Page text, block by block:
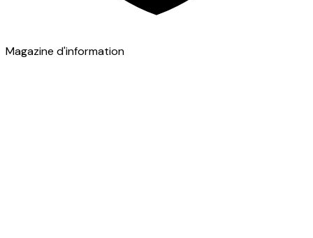
Magazine d'information